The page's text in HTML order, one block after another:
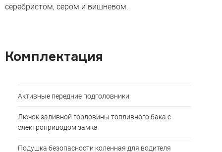
серебристом, сером и вишневом.
Комплектация
Активные передние подголовники
Лючок заливной горловины топливного бака с
электроприводом замка
Подушка безопасности коленная для водителя